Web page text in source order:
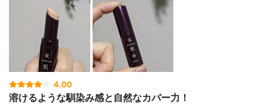
4.00
溶けるような馴染み感と自然なカバー力！